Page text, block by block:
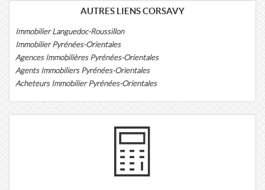
AUTRES LIENS CORSAVY
Immobilier Languedoc-Roussillon
Immobilier Pyrénées-Orientales
Agences Immobilières Pyrénées-Orientales
Agents Immobiliers Pyrénées-Orientales
Acheteurs Immobilier Pyrénées-Orientales